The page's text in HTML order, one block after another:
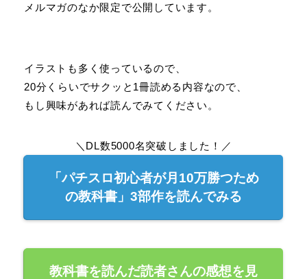
メルマガのなか限定で公開しています。
イラストも多く使っているので、
20分くらいでサクッと1冊読める内容なので、
もし興味があれば読んでみてください。
＼DL数5000名突破しました！／
「パチスロ初心者が月10万勝つため
の教科書」3部作を読んでみる
教科書を読んだ読者さんの感想を見